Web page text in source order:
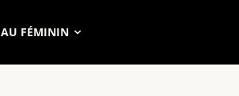
AU FÉMININ